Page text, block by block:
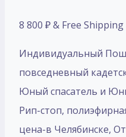
8 800 ₽& Free Shipping
Индивидуальный
повседневный
Юный спасатель и
Рип-стоп,
цена-в Челябинске,